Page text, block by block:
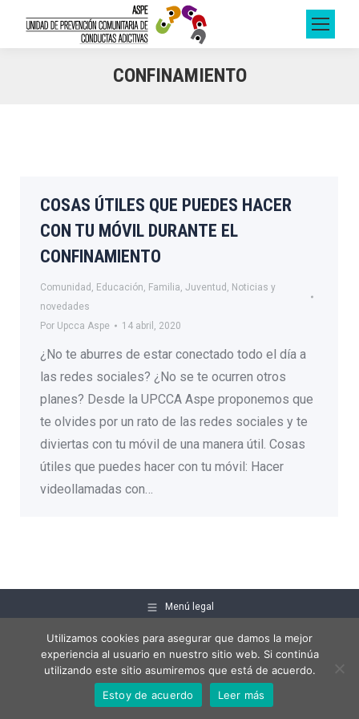
CONFINAMIENTO
COSAS ÚTILES QUE PUEDES HACER
CON TU MÓVIL DURANTE EL
CONFINAMIENTO
Comunidad , Educación, Familia, Juventud , Noticias y
novedades
Por Upcca Aspe 14 abril, 2020
¿No te aburres de estar conectado todo el día a
las redes sociales? ¿No se te ocurren otros
planes? Desde la UPCCA Aspe proponemos que
te olvides por un rato de las redes sociales y te
diviertas con tu móvil de una manera útil. Cosas
útiles que puedes hacer con tu móvil: Hacer
videollamadas con…
Menú legal
Utilizamos cookies para asegurar que damos la mejor
experiencia al usuario en nuestro sitio web. Si continúa
utilizando este sitio asumiremos que está de acuerdo.
Estoy de acuerdo
Leer más